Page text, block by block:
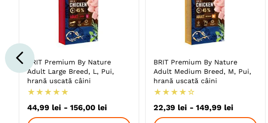
BRIT Premium By Nature
Adult Large Breed, L, Pui,
hrană uscată câini
★ ★ ★ ★ ★
44,99 lei - 156,00 lei
BRIT Premium By Nature
Adult Medium Breed, M, Pui,
hrană uscată câini
★ ★ ★ ★ ☆
22,39 lei - 149,99 lei